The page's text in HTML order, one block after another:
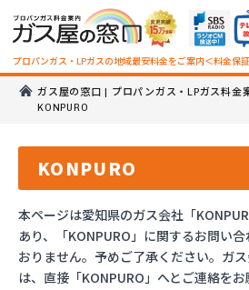
プロパンガス・LPガスの地域最安料金をご案内＜料金保
ガス屋の窓口 | プロパンガス・LPガス料金
KONPURO
KONPURO
本ページは愛知県のガス会社「
あり、「KONPURO」に関するお問い
おりません。予めご了承ください。ガ
は、直接「KONPURO」へとご連絡をお